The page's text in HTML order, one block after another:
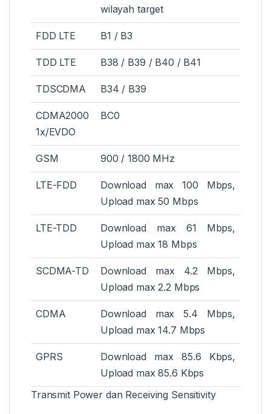
wilayah target
FDD LTE B1 / B3
TDD LTE B38 / B39 / B40 / B41
TDSCDMA B34 / B39
CDMA2000
1x/EVDO
BC0
GSM 900 / 1800 MHz
LTE-FDD
Download max 100 Mbps,
Upload max 50 Mbps
LTE-TDD
Download max 61 Mbps,
Upload max 18 Mbps
SCDMA-TD
Download max 4.2 Mbps,
Upload max 2.2 Mbps
CDMA
Download max 5.4 Mbps,
Upload max 14.7 Mbps
GPRS
Download max 85.6 Kbps,
Upload max 85.6 Kbps
Transmit Power dan Receiving Sensitivity